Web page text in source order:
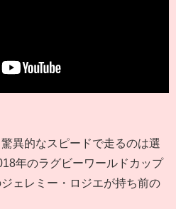
異的なスピードで走るのは選
年のラグビーワールドカップ
ェレミー・ロジエが持ち前の